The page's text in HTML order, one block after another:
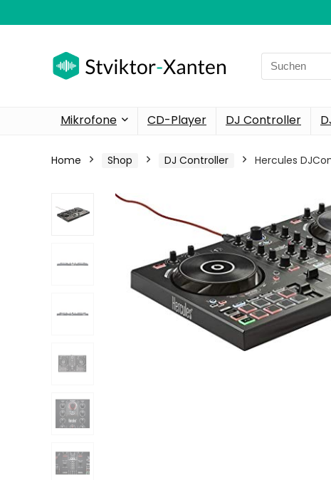
Search
for:
Mikrofone CD-Player DJ Controller
Home Shop DJ Controller Hercules